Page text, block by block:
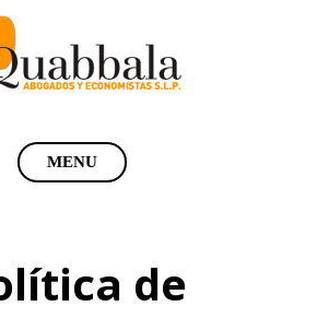
MENU
de